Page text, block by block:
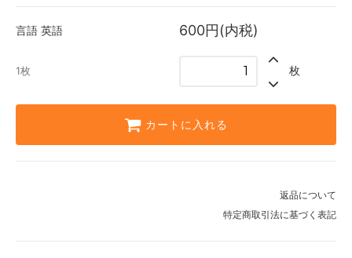
言語 英語 600円(内税)
1枚 枚
カートに入れる
返品について
特定商取引法に基づく表記